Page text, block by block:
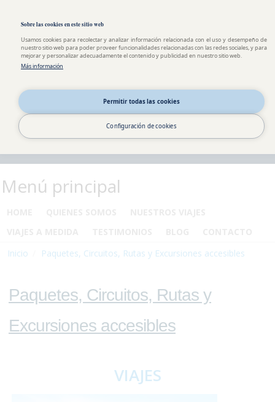
Sobre las cookies en este sitio web
Usamos cookies para recolectar y analizar información relacionada con el uso y desempeño de
nuestro sitio web para poder proveer funcionalidades relacionadas con las redes sociales, y para
mejorar y personalizar adecuadamente el contenido y publicidad en nuestro sitio web.
Más información
Permitir todas las cookies
Configuración de cookies
Menú principal
Inicio
Paquetes, Circuitos, Rutas y Excursiones accesibles
Paquetes, Circuitos, Rutas y
Excursiones accesibles
VIAJES